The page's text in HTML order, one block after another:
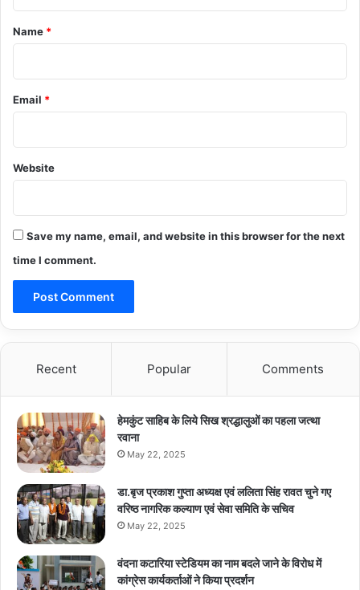
*
Name *
Email *
Website
Save my name, email, and website in this browser for the next
time I comment.
Recent Popular Comments
हेमकुंट साहिब के लिये सिख श्रद्धालुओं का पहला जत्था
रवाना
May 22, 2025
डा.बृज प्रकाश गुप्ता अध्यक्ष एवं ललिता सिंह रावत चुने गए
वरिष्ठ नागरिक कल्याण एवं सेवा समिति के सचिव
May 22, 2025
वंदना कटारिया स्टेडियम का नाम बदले जाने के विरोध में
कांग्रेस कार्यकर्ताओं ने किया प्रदर्शन